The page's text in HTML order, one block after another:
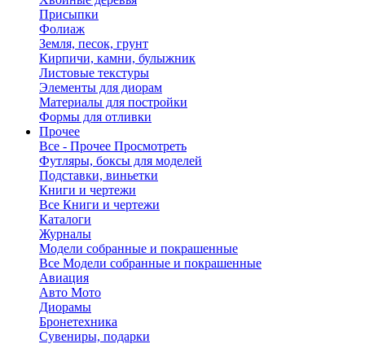
Присыпки
Фолиаж
Земля, песок, грунт
Кирпичи, камни, булыжник
Листовые текстуры
Элементы для диорам
Материалы для постройки
Формы для отливки
Прочее
Все - Прочее Просмотреть
Футляры, боксы для моделей
Подставки, виньетки
Книги и чертежи
Все Книги и чертежи
Каталоги
Журналы
Модели собранные и покрашенные
Все Модели собранные и покрашенные
Авиация
Авто Мото
Диорамы
Бронетехника
Сувениры, подарки